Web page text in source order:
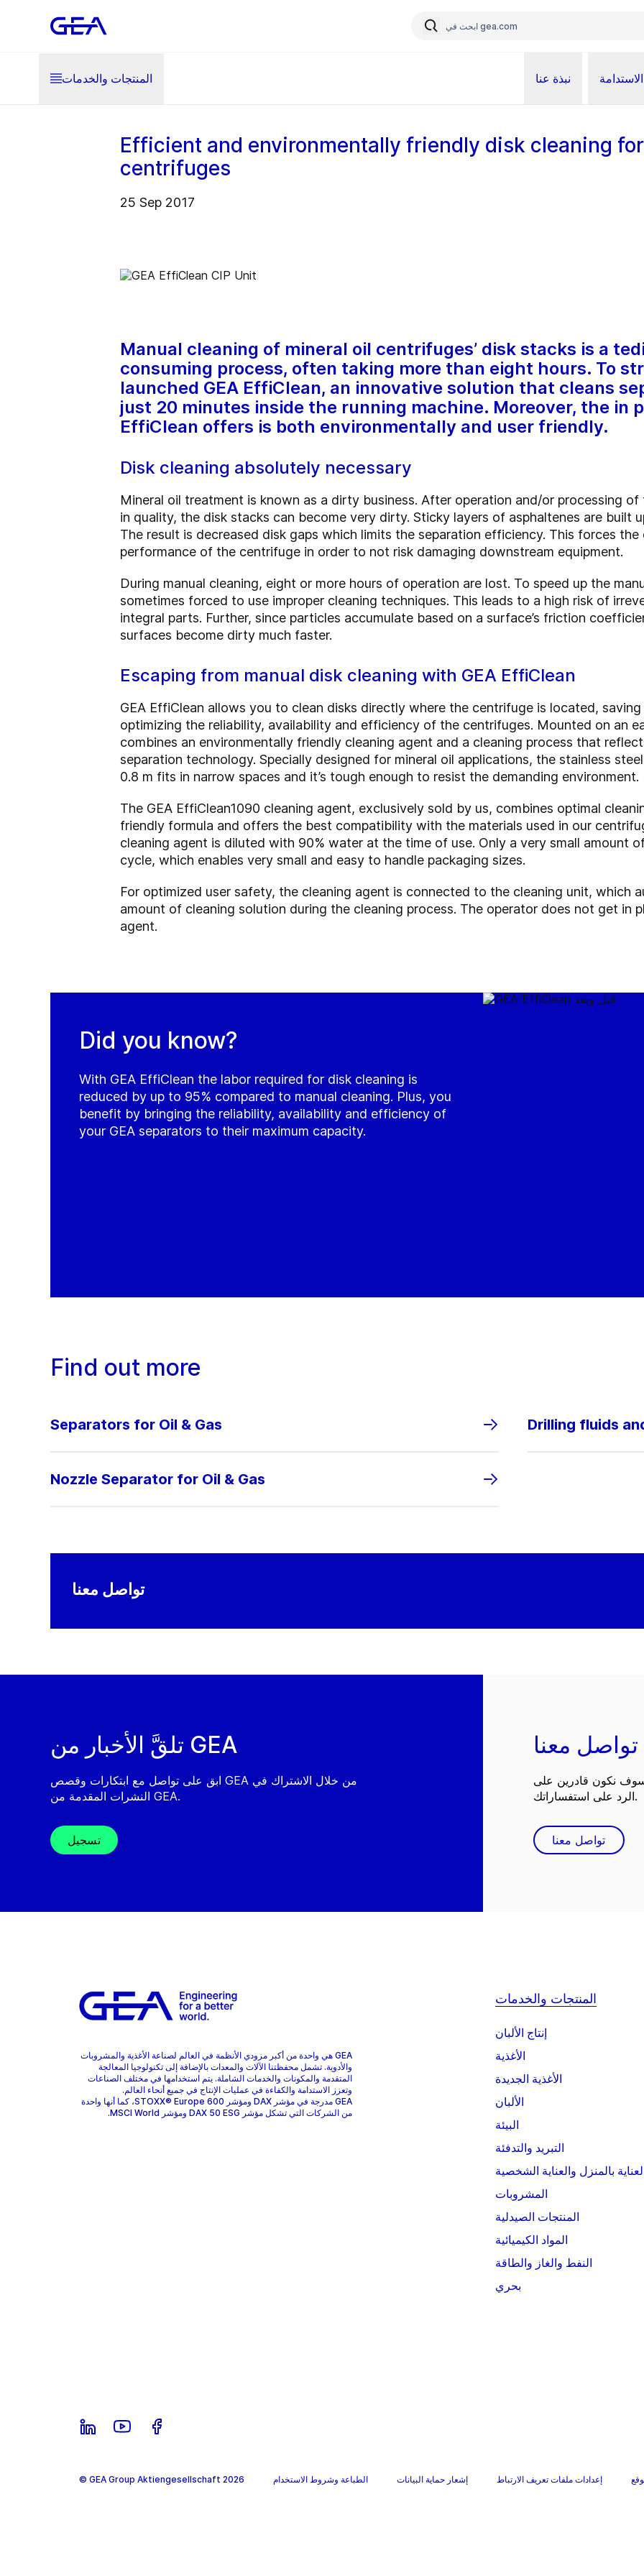
المنتجات والخدمات نبذة عنا الاستدامة
Efficient and environmentally friendly disk cleaning
centrifuges
25 Sep 2017
Manual cleaning of mineral oil centrifuges’ disk stacks is a
consuming process, often taking more than eight hours. To
launched GEA EffiClean, an innovative solution that cleans
just 20 minutes inside the running machine. Moreover, the in
EffiClean offers is both environmentally and user friendly.
Disk cleaning absolutely necessary
Mineral oil treatment is known as a dirty business. After operation and/or processing
in quality, the disk stacks can become very dirty. Sticky layers of asphaltenes are built
The result is decreased disk gaps which limits the separation efficiency. This forces
performance of the centrifuge in order to not risk damaging downstream equipment.
During manual cleaning, eight or more hours of operation are lost. To speed up the
sometimes forced to use improper cleaning techniques. This leads to a high risk of
integral parts. Further, since particles accumulate based on a surface’s friction
surfaces become dirty much faster.
Escaping from manual disk cleaning with GEA EffiClean
GEA EffiClean allows you to clean disks directly where the centrifuge is located,
optimizing the reliability, availability and efficiency of the centrifuges. Mounted on an
combines an environmentally friendly cleaning agent and a cleaning process that
separation technology. Specially designed for mineral oil applications, the stainless
0.8 m fits in narrow spaces and it’s tough enough to resist the demanding environment.
The GEA EffiClean1090 cleaning agent, exclusively sold by us, combines optimal
friendly formula and offers the best compatibility with the materials used in our
cleaning agent is diluted with 90% water at the time of use. Only a very small amount
cycle, which enables very small and easy to handle packaging sizes.
For optimized user safety, the cleaning agent is connected to the cleaning unit, which
amount of cleaning solution during the cleaning process. The operator does not get in
agent.
Did you know?
With GEA EffiClean the labor required for disk cleaning is
reduced by up to 95% compared to manual cleaning. Plus, you
benefit by bringing the reliability, availability and efficiency of
your GEA separators to their maximum capacity.
Find out more
Separators for Oil & Gas
Nozzle Separator for Oil & Gas
Drilling fluids
تواصل معنا
تلقَّ الأخبار من GEA
ابق على تواصل مع ابتكارات وقصص GEA من خلال الاشتراك في
النشرات المقدمة من GEA.
تسجيل
تواصل معنا
نكون قادرين على
الرد على استفساراتك.
تواصل معنا
GEA هي واحدة من أكبر مزودي الأنظمة في العالم لصناعة الأغذية والمشروبات
والأدوية. تشمل محفظتنا الآلات والمعدات بالإضافة إلى تكنولوجيا المعالجة
المتقدمة والمكونات والخدمات الشاملة. يتم استخدامها في مختلف الصناعات
وتعزز الاستدامة والكفاءة في عمليات الإنتاج في جميع أنحاء العالم.
GEA مدرجة في مؤشر DAX ومؤشر STOXX® Europe 600، كما أنها واحدة
من الشركات التي تشكل مؤشر DAX 50 ESG ومؤشر MSCI World.
المنتجات والخدمات
إنتاج الألبان
الأغذية
الأغذية الجديدة
الألبان
البيئة
التبريد والتدفئة
بالمنزل والعناية الشخصية
المشروبات
المنتجات الصيدلية
المواد الكيميائية
النفط والغاز والطاقة
بحري
© GEA Group Aktiengesellschaft 2026 الطباعة وشروط الاستخدام إشعار حماية البيانات إعدادات ملفات تعريف الارتباط